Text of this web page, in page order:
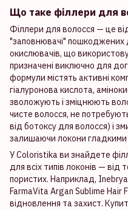
Що таке філлери для
Філлери для волосся — це
"заповнювачі" пошкоджених
окислювачів, що
призначені виключно для
формули містять активні
гіалуронова кислота,
зволожують і зміцнюють
чисте волосся, не
від ботоксу для волосся) і
залишаючи локони гладкими
У Coloristika ви знайдете
для всіх типів локонів — від
пористих. Наприклад,
FarmaVita Argan Sublime Hair
відновлення та захист.